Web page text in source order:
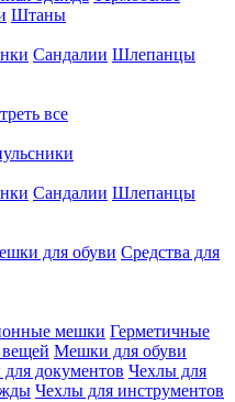
Штаны
Сандалии Шлепанцы
все
Сандалии Шлепанцы
для обуви Средства для
мешки Герметичные
Мешки для обуви
документов Чехлы для
Чехлы для инструментов